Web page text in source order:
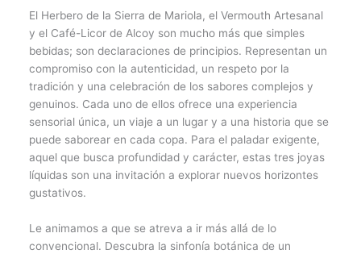
El Herbero de la Sierra de Mariola, el Vermouth Artesanal
y el Café-Licor de Alcoy son mucho más que simples
bebidas; son declaraciones de principios. Representan un
compromiso con la autenticidad, un respeto por la
tradición y una celebración de los sabores complejos y
genuinos. Cada uno de ellos ofrece una experiencia
sensorial única, un viaje a un lugar y a una historia que se
puede saborear en cada copa. Para el paladar exigente,
aquel que busca profundidad y carácter, estas tres joyas
líquidas son una invitación a explorar nuevos horizontes
gustativos.
Le animamos a que se atreva a ir más allá de lo
convencional. Descubra la sinfonía botánica de un